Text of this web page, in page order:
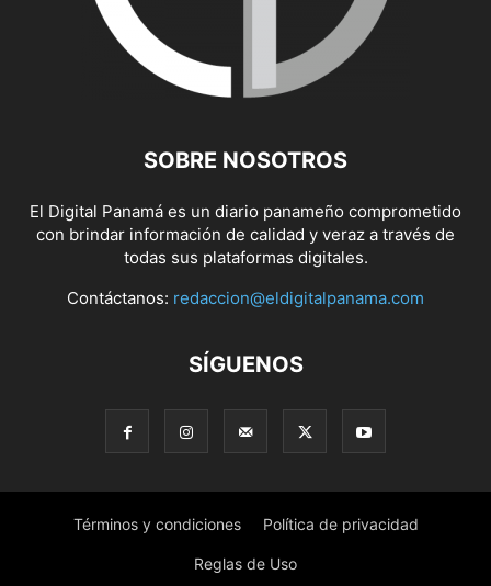
SOBRE NOSOTROS
El Digital Panamá es un diario panameño comprometido
con brindar información de calidad y veraz a través de
todas sus plataformas digitales.
Contáctanos: redaccion@eldigitalpanama.com
SÍGUENOS
Términos y condiciones Política de privacidad
Reglas de Uso